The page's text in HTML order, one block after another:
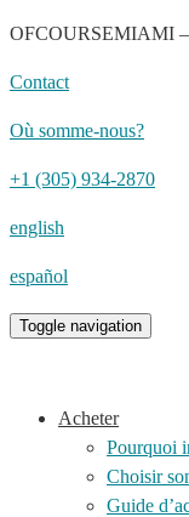
OFCOURSEMIAMI –
Contact
Où somme-nous?
+1 (305) 934-2870
english
español
Toggle navigation
Acheter
Pourquoi
Choisir
Guide